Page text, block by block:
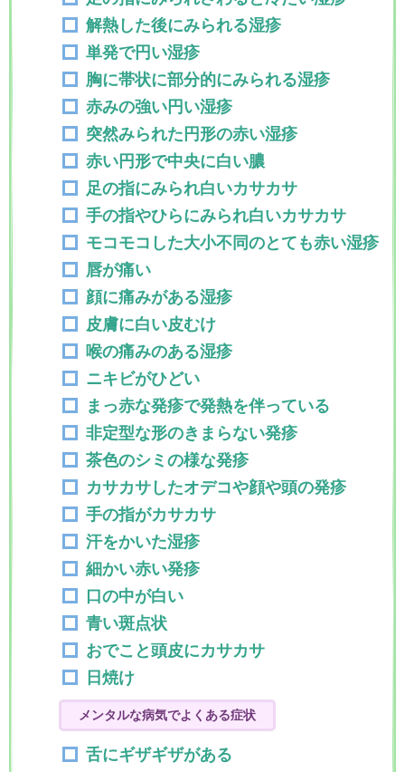
解熱した後にみられる湿疹
単発で円い湿疹
胸に帯状に部分的にみられる湿疹
赤みの強い円い湿疹
突然みられた円形の赤い湿疹
赤い円形で中央に白い膿
足の指にみられ白いカサカサ
手の指やひらにみられ白いカサカサ
モコモコした大小不同のとても赤い湿疹
唇が痛い
顔に痛みがある湿疹
皮膚に白い皮むけ
喉の痛みのある湿疹
ニキビがひどい
まっ赤な発疹で発熱を伴っている
非定型な形のきまらない発疹
茶色のシミの様な発疹
カサカサしたオデコや顔や頭の発疹
手の指がカサカサ
汗をかいた湿疹
細かい赤い発疹
口の中が白い
青い斑点状
おでこと頭皮にカサカサ
日焼け
メンタルな病気でよくある症状
舌にギザギザがある